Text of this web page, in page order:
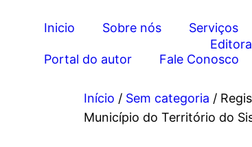
Inicio Sobre nós Serviços
Portal do autor Fale Conosco
Início / Sem categoria /
Município do Território do